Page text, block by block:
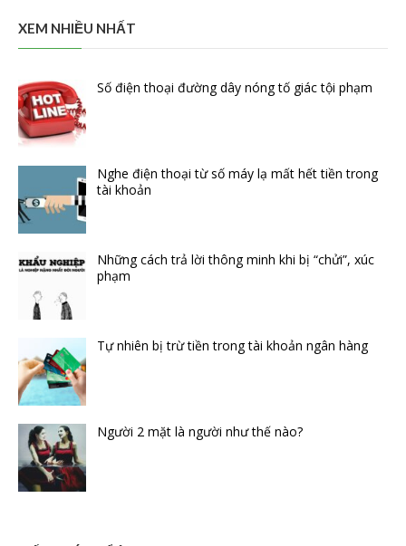
XEM NHIỀU NHẤT
Số điện thoại đường dây nóng tố giác tội phạm
Nghe điện thoại từ số máy lạ mất hết tiền trong
tài khoản
Những cách trả lời thông minh khi bị “chửi”, xúc
phạm
Tự nhiên bị trừ tiền trong tài khoản ngân hàng
Người 2 mặt là người như thế nào?